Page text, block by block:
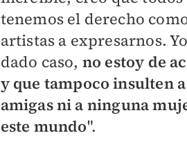
tenemos el derecho
artistas a expresarnos.
dado caso, no estoy de
y que tampoco insulten
amigas ni a ninguna
este mundo".